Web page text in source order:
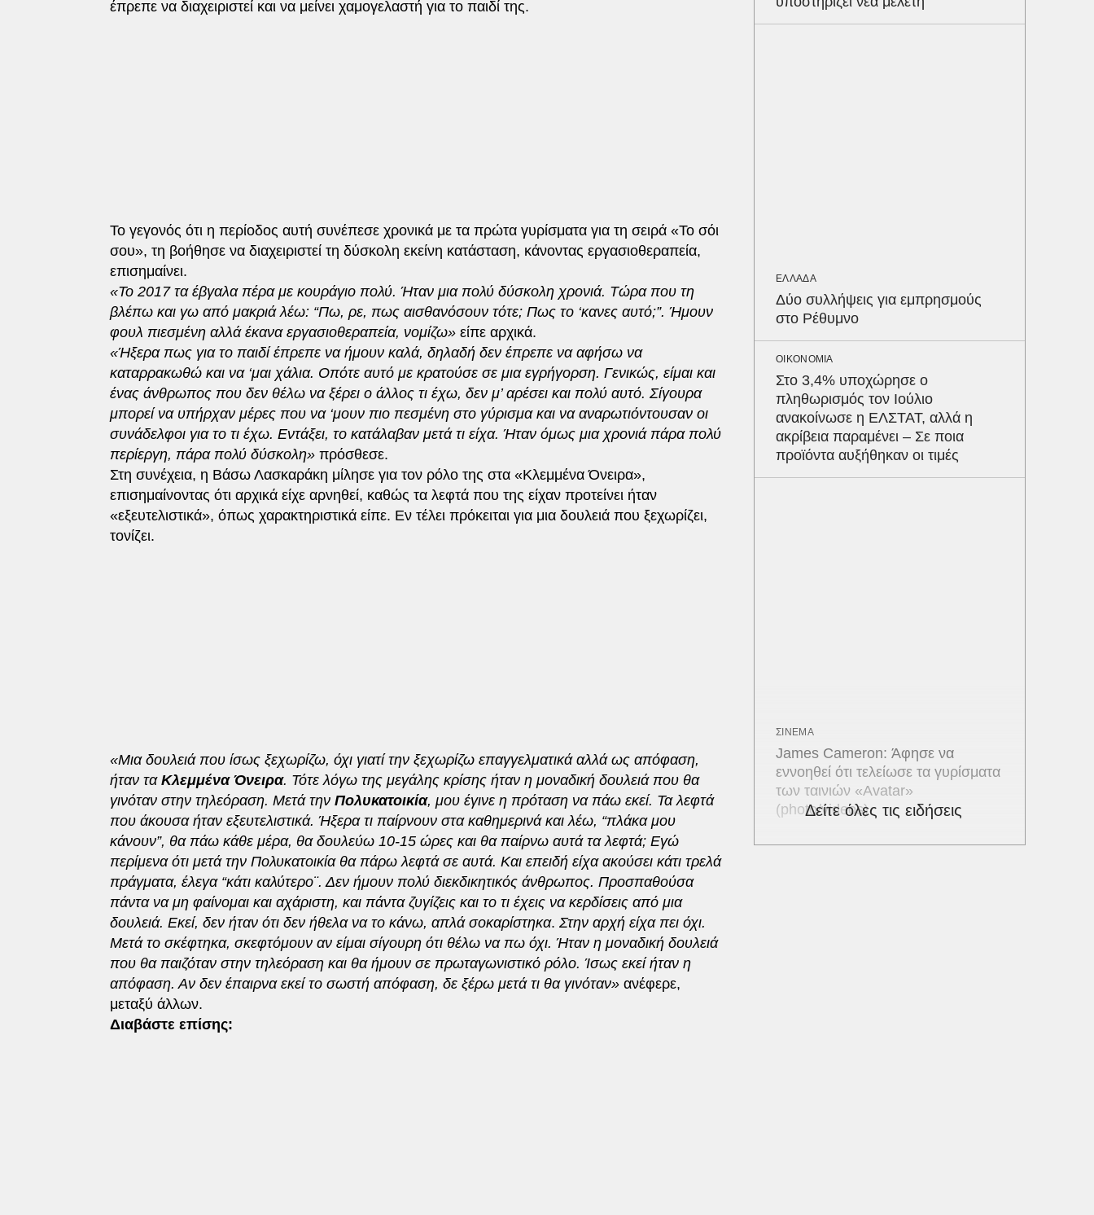
έπρεπε να διαχειριστεί και να μείνει χαμογελαστή για το παιδί της.
Το γεγονός ότι η περίοδος αυτή συνέπεσε χρονικά με τα πρώτα γυρίσματα για τη σειρά «Το σόι
σου», τη βοήθησε να διαχειριστεί τη δύσκολη εκείνη κατάσταση, κάνοντας εργασιοθεραπεία,
επισημαίνει.
«Το 2017 τα έβγαλα πέρα με κουράγιο πολύ. Ήταν μια πολύ δύσκολη χρονιά. Τώρα που τη
βλέπω και γω από μακριά λέω: “Πω, ρε, πως αισθανόσουν τότε; Πως το ‘κανες αυτό;”. Ήμουν
φουλ πιεσμένη αλλά έκανα εργασιοθεραπεία, νομίζω» είπε αρχικά.
«Ήξερα πως για το παιδί έπρεπε να ήμουν καλά, δηλαδή δεν έπρεπε να αφήσω να
καταρρακωθώ και να ‘μαι χάλια. Οπότε αυτό με κρατούσε σε μια εγρήγορση. Γενικώς, είμαι και
ένας άνθρωπος που δεν θέλω να ξέρει ο άλλος τι έχω, δεν μ’ αρέσει και πολύ αυτό. Σίγουρα
μπορεί να υπήρχαν μέρες που να ‘μουν πιο πεσμένη στο γύρισμα και να αναρωτιόντουσαν οι
συνάδελφοι για το τι έχω. Εντάξει, το κατάλαβαν μετά τι είχα. Ήταν όμως μια χρονιά πάρα πολύ
περίεργη, πάρα πολύ δύσκολη» πρόσθεσε.
Στη συνέχεια, η Βάσω Λασκαράκη μίλησε για τον ρόλο της στα «Κλεμμένα Όνειρα»,
επισημαίνοντας ότι αρχικά είχε αρνηθεί, καθώς τα λεφτά που της είχαν προτείνει ήταν
«εξευτελιστικά», όπως χαρακτηριστικά είπε. Εν τέλει πρόκειται για μια δουλειά που ξεχωρίζει,
τονίζει.
«Μια δουλειά που ίσως ξεχωρίζω, όχι γιατί την ξεχωρίζω επαγγελματικά αλλά ως απόφαση,
ήταν τα Κλεμμένα Όνειρα. Τότε λόγω της μεγάλης κρίσης ήταν η μοναδική δουλειά που θα
γινόταν στην τηλεόραση. Μετά την Πολυκατοικία, μου έγινε η πρόταση να πάω εκεί. Τα λεφτά
που άκουσα ήταν εξευτελιστικά. Ήξερα τι παίρνουν στα καθημερινά και λέω, “πλάκα μου
κάνουν”, θα πάω κάθε μέρα, θα δουλεύω 10-15 ώρες και θα παίρνω αυτά τα λεφτά; Εγώ
περίμενα ότι μετά την Πολυκατοικία θα πάρω λεφτά σε αυτά. Και επειδή είχα ακούσει κάτι τρελά
πράγματα, έλεγα “κάτι καλύτερο¨. Δεν ήμουν πολύ διεκδικητικός άνθρωπος. Προσπαθούσα
πάντα να μη φαίνομαι και αχάριστη, και πάντα ζυγίζεις και το τι έχεις να κερδίσεις από μια
δουλειά. Εκεί, δεν ήταν ότι δεν ήθελα να το κάνω, απλά σοκαρίστηκα. Στην αρχή είχα πει όχι.
Μετά το σκέφτηκα, σκεφτόμουν αν είμαι σίγουρη ότι θέλω να πω όχι. Ήταν η μοναδική δουλειά
που θα παιζόταν στην τηλεόραση και θα ήμουν σε πρωταγωνιστικό ρόλο. Ίσως εκεί ήταν η
απόφαση. Αν δεν έπαιρνα εκεί το σωστή απόφαση, δε ξέρω μετά τι θα γινόταν» ανέφερε,
μεταξύ άλλων.
Διαβάστε επίσης:
ΕΛΛΑΔΑ
Δύο συλλήψεις για εμπρησμούς
στο Ρέθυμνο
ΟΙΚΟΝΟΜΙΑ
Στο 3,4% υποχώρησε ο
πληθωρισμός τον Ιούλιο
ανακοίνωσε η ΕΛΣΤΑΤ, αλλά η
ακρίβεια παραμένει – Σε ποια
προϊόντα αυξήθηκαν οι τιμές
ΣΙΝΕΜΑ
James Cameron: Άφησε να
εννοηθεί ότι τελείωσε τα γυρίσματα
των ταινιών «Avatar»
(photo/videos)
Δείτε όλες τις ειδήσεις